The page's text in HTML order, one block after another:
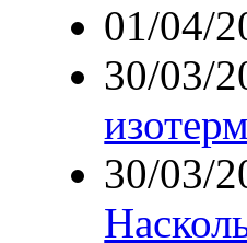
01/04/
30/03/
30/03/